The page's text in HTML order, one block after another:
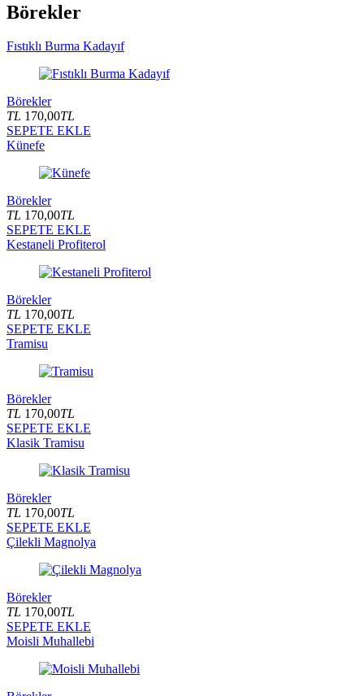
Börekler
Fıstıklı Burma Kadayıf
Börekler
TL 170,00TL
SEPETE EKLE
Künefe
Börekler
TL 170,00TL
SEPETE EKLE
Kestaneli Profiterol
Börekler
TL 170,00TL
SEPETE EKLE
Tramisu
Börekler
TL 170,00TL
SEPETE EKLE
Klasik Tramisu
Börekler
TL 170,00TL
SEPETE EKLE
Çilekli Magnolya
Börekler
TL 170,00TL
SEPETE EKLE
Moisli Muhallebi